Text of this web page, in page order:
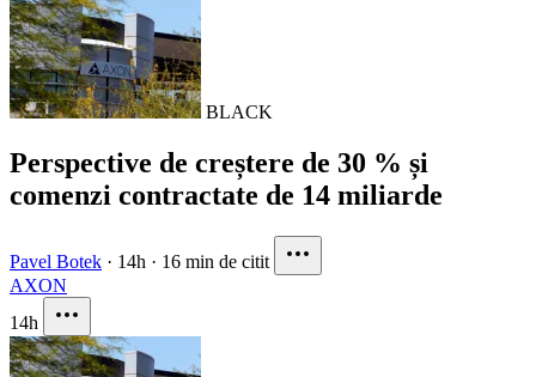
BLACK
Perspective de creștere de 30 % și
comenzi contractate de 14 miliarde
Pavel Botek · 14h · 16 min de citit
AXON
14h